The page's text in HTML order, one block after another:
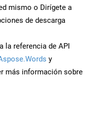
mismo o Dirígete a
de descarga
la referencia de API
y
más información sobre